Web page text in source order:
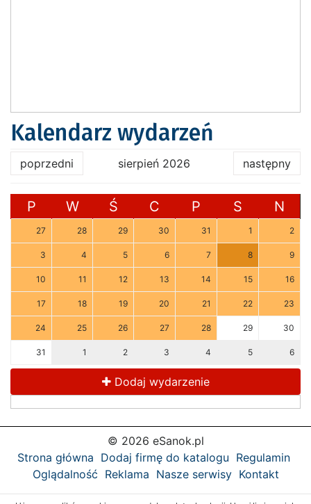
Kalendarz wydarzeń
poprzedni sierpień 2026 następny
P W Ś C P S N
27 28 29 30 31 1 2
3 4 5 6 7 8 9
10 11 12 13 14 15 16
17 18 19 20 21 22 23
24 25 26 27 28 29 30
31 1 2 3 4 5 6
Dodaj wydarzenie
© 2026 eSanok.pl
Strona główna Dodaj firmę do katalogu Regulamin
Oglądalność Reklama Nasze serwisy Kontakt